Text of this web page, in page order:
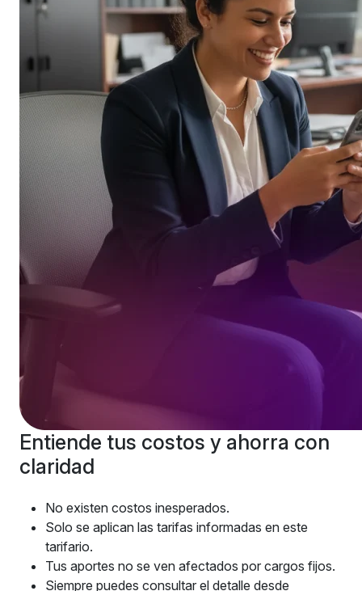
Entiende tus costos y ahorra con
claridad
No existen costos inesperados.
Solo se aplican las tarifas informadas en este
tarifario.
Tus aportes no se ven afectados por cargos fijos.
Siempre puedes consultar el detalle desde